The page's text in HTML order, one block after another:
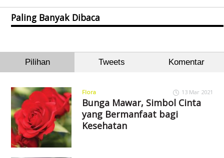
Paling Banyak Dibaca
Pilihan Tweets Komentar
Flora 13 Mar 2021
Bunga Mawar, Simbol Cinta
yang Bermanfaat bagi
Kesehatan